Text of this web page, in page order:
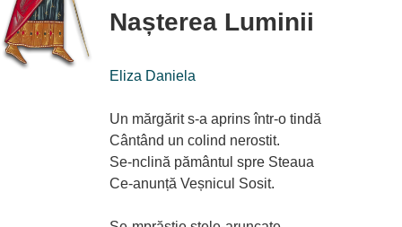
Nașterea Luminii
Eliza Daniela
Un mărgărit s-a aprins într-o tindă
Cântând un colind nerostit.
Se-nclină pământul spre Steaua
Ce-anunță Veșnicul Sosit.